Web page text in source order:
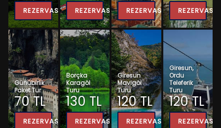
REZERVASYON
Günübirlik
Paket Tur
70 TL
REZERVASYON
REZERVASYON
Borçka
Karagöl
Turu
130 TL
REZERVASYON
REZERVASYON
Giresun
Mavigöl
Turu
120 TL
REZERVASYON
Giresun,
Ordu
Teleferik
Turu
120 TL